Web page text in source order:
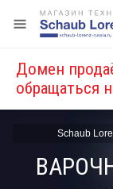
Домен
обращаться
Schaub